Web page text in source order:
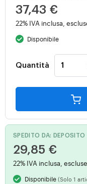
37,43 €
22% IVA inclusa,
Disponibile
Quantità
SPEDITO DA: DEPOSITO
29,85 €
22% IVA inclusa, escluse
Disponibile(Solo 1